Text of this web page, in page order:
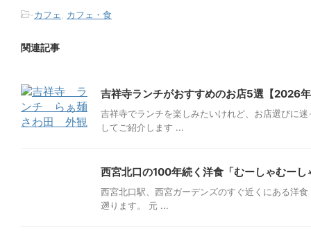
-カフェ カフェ・食
関連記事
吉祥寺ランチがおすすめのお店5選【2026年
吉祥寺でランチを楽しみたいけれど、お店選びに
してご紹介します ...
西宮北口の100年続く洋食「むーしゃむー
西宮北口駅、西宮ガーデンズのすぐ近くにある洋
遡ります。 元 ...